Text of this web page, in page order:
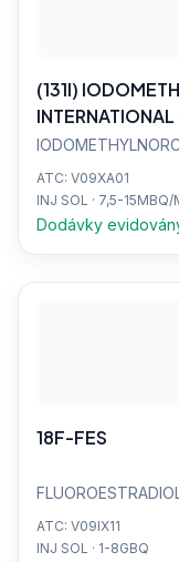
(131I)
ATC: V09XA01
INJ SOL · 7,5-15MBQ/
Dodávky
18F-FES
ATC: V09IX11
INJ SOL · 1-8GBQ